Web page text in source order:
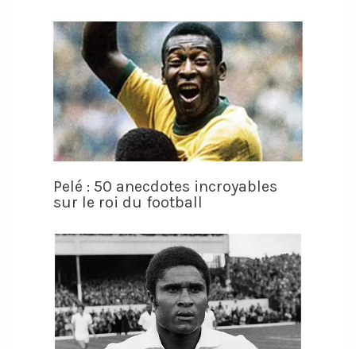
Pelé : 50 anecdotes incroyables
sur le roi du football